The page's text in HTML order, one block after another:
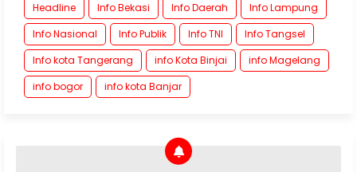
Headline
Info Bekasi Info Daerah
Info Lampung
Info Nasional
Info Publik Info TNI
Info Tangsel
Info kota Tangerang
info Kota Binjai
info Magelang
info bogor
info kota Banjar